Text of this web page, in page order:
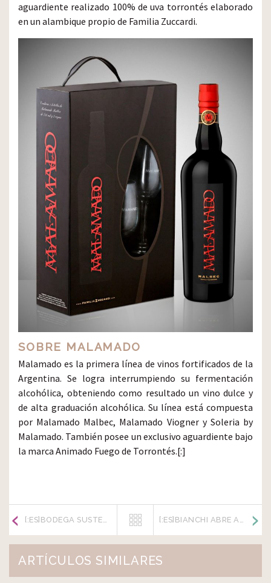
aguardiente realizado 100% de uva torrontés elaborado
en un alambique propio de Familia Zuccardi.
SOBRE MALAMADO
Malamado es la primera línea de vinos fortificados de la
Argentina. Se logra interrumpiendo su fermentación
alcohólica, obteniendo como resultado un vino dulce y
de alta graduación alcohólica. Su línea está compuesta
por Malamado Malbec, Malamado Viogner y Soleria by
Malamado. También posee un exclusivo aguardiente bajo
la marca Animado Fuego de Torrontés.[:]
[:ES]BODEGA SUSTENTABLE[:] [:ES]BIANCHI ABRE AL TURISMO SU BODEGA EN EL VALLE DE UCO[:]
ARTÍCULOS SIMILARES